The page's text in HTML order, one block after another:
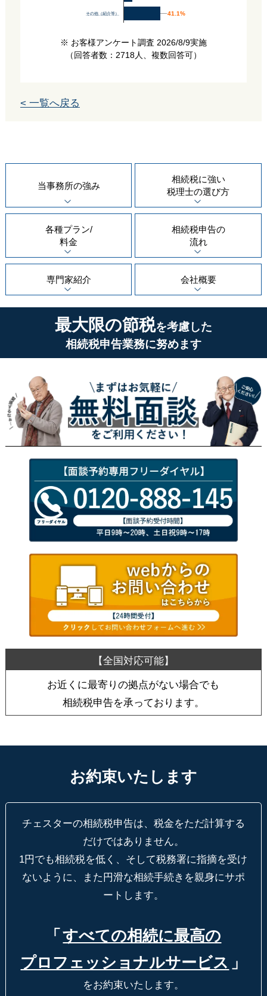
その他（紹介等） 41.1%
41.1%
※ お客様アンケート調査 2026/8/9実施
（回答者数：2718人、複数回答可）
< 一覧へ戻る
当事務所の強み
相続税に強い
税理士の選び方
各種プラン/
料金
相続税申告の
流れ
専門家紹介 会社概要
最大限の節税を考慮した
相続税申告業務に努めます
お近くに最寄りの拠点がない場合でも
相続税申告を承っております。
お約束いたします
チェスターの相続税申告は、税金をただ計算する
だけではありません。
1円でも相続税を低く、そして税務署に指摘を受け
ないように、
また円滑な相続手続きを親身にサポ
ートします。
「 すべての相続に最高の
プロフェッショナルサービス 」
をお約束いたします。